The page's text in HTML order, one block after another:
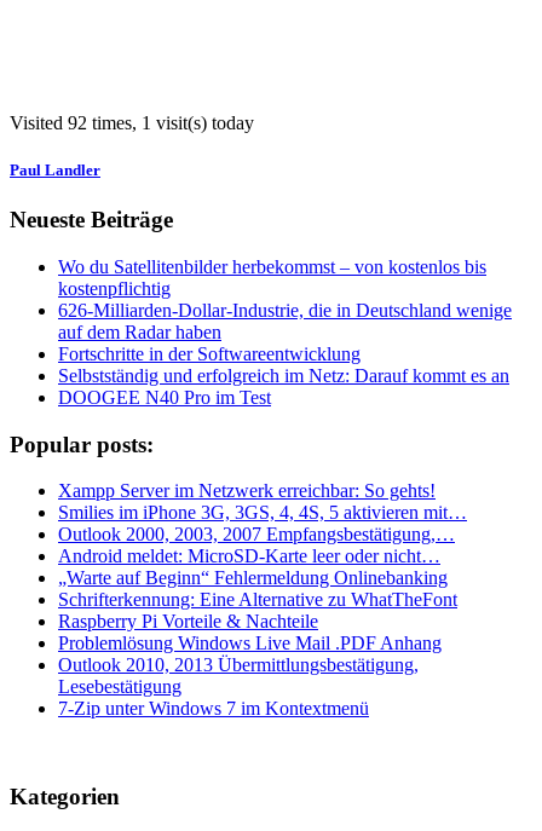
Visited 92 times, 1 visit(s) today
Paul Landler
Neueste Beiträge
Wo du Satellitenbilder herbekommst – von kostenlos bis
kostenpflichtig
626-Milliarden-Dollar-Industrie, die in Deutschland wenige
auf dem Radar haben
Fortschritte in der Softwareentwicklung
Selbstständig und erfolgreich im Netz: Darauf kommt es an
DOOGEE N40 Pro im Test
Popular posts:
Xampp Server im Netzwerk erreichbar: So gehts!
Smilies im iPhone 3G, 3GS, 4, 4S, 5 aktivieren mit…
Outlook 2000, 2003, 2007 Empfangsbestätigung,…
Android meldet: MicroSD-Karte leer oder nicht…
„Warte auf Beginn“ Fehlermeldung Onlinebanking
Schrifterkennung: Eine Alternative zu WhatTheFont
Raspberry Pi Vorteile & Nachteile
Problemlösung Windows Live Mail .PDF Anhang
Outlook 2010, 2013 Übermittlungsbestätigung,
Lesebestätigung
7-Zip unter Windows 7 im Kontextmenü
Kategorien